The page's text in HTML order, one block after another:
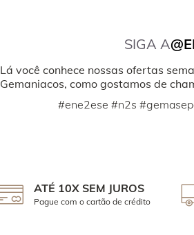
SIGA A
Lá você conhece nossas ofertas
Gemaniacos, como gostamos de
#ene2ese #n2s
ATÉ 10X SEM JUROS
Pague com o cartão de crédito